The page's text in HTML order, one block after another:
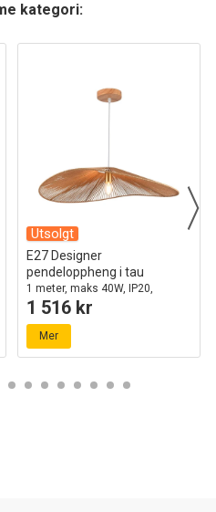
kategori:
Utsolgt
E27 Designer
pendeloppheng i tau
1 meter, maks 40W, IP20,
Ø80cm, 2 års garanti
1 516 kr
Mer